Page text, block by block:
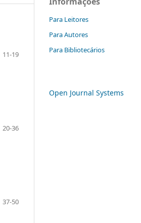
11-19
20-36
37-50
Para Leitores
Para Autores
Para Bibliotecários
Open Journal Systems